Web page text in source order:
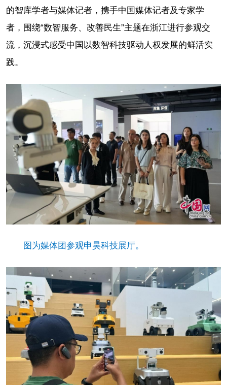
的智库学者与媒体记者，携手中国媒体记者及专家学
者，围绕“数智服务、改善民生”主题在浙江进行参观交
流，沉浸式感受中国以数智科技驱动人权发展的鲜活实
践。
图为媒体团参观申昊科技展厅。